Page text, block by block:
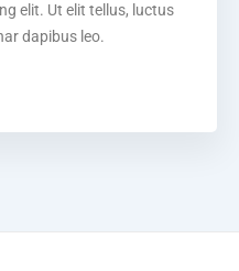
elit. Ut elit tellus, luctus
dapibus leo.